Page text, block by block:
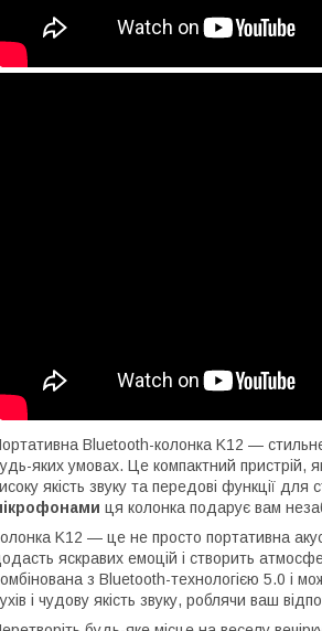
Bluetooth-колонка K12 —
яких умовах. Це компактний пристрій,
якість звуку та передові функції
ця колонка подарує вам
K12 — це не просто портативна
яскравих емоцій і створить
з Bluetooth-технологією 5.0 і
і чудову якість звуку, роблячи ваш